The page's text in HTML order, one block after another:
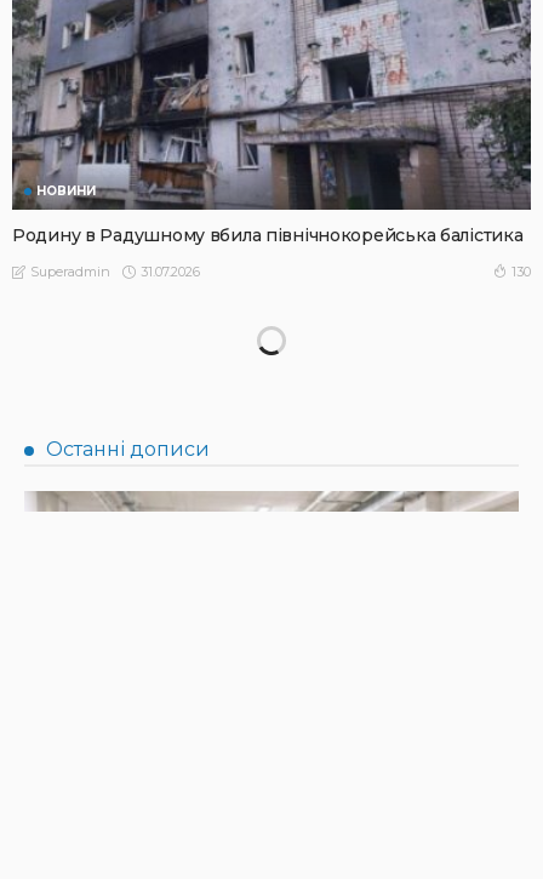
НОВИНИ
Родину в Радушному вбила північнокорейська балістика
Superadmin 31.07.2026 130